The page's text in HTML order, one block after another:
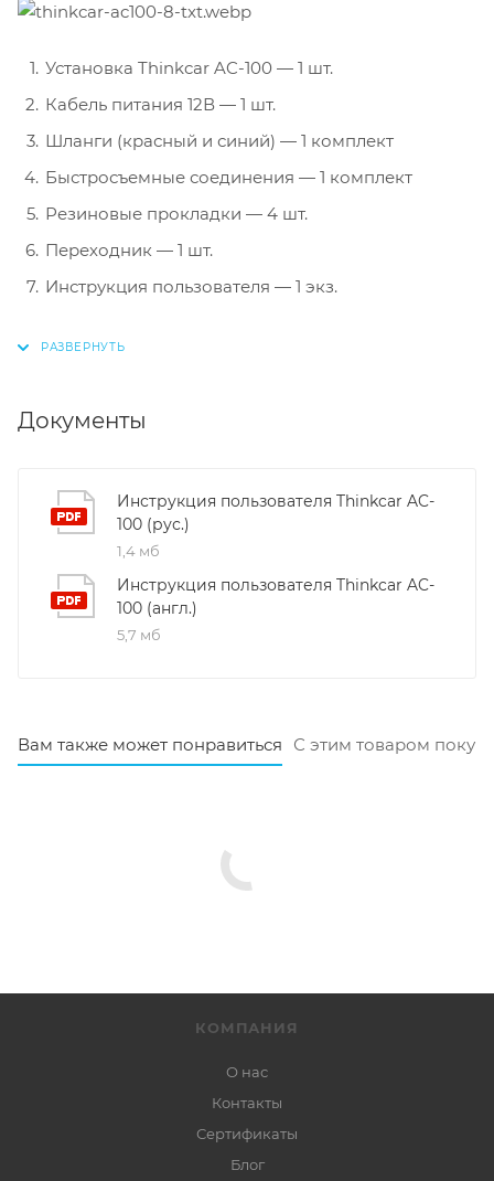
Установка Thinkcar AC-100 — 1 шт.
Кабель питания 12В — 1 шт.
Шланги (красный и синий) — 1 комплект
Быстросъемные соединения — 1 комплект
Резиновые прокладки — 4 шт.
Переходник — 1 шт.
Инструкция пользователя — 1 экз.
Документы
Инструкция пользователя Thinkcar AC-
100 (рус.)
1,4 мб
Инструкция пользователя Thinkcar AC-
100 (англ.)
5,7 мб
Вам также может понравиться С этим товаром
КОМПАНИЯ
О нас
Контакты
Сертификаты
Блог